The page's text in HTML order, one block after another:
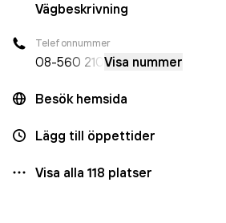
Vägbeskrivning
Telefonnummer
08-560 210 Visa nummer
Besök hemsida
Lägg till öppettider
Visa alla 118 platser